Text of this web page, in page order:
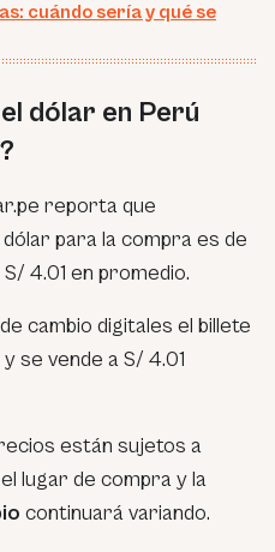
cuándo sería y qué se
dólar en Perú
reporta que
para la compra es de
4.01 en promedio.
cambio digitales el billete
se vende a S/ 4.01
están sujetos a
lugar de compra y la
continuará variando.